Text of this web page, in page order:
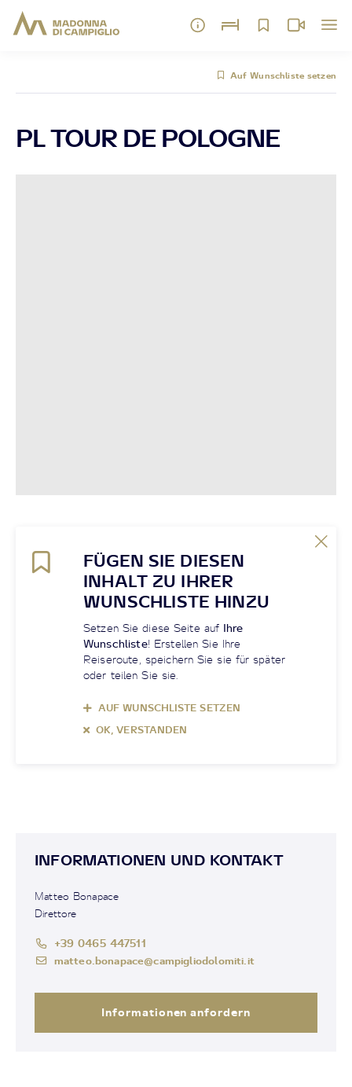
Auf Wunschliste setzen
PL TOUR DE POLOGNE
FÜGEN SIE DIESEN
INHALT ZU IHRER
WUNSCHLISTE HINZU
Setzen Sie diese Seite auf Ihre
Wunschliste! Erstellen Sie Ihre
Reiseroute, speichern Sie sie für später
oder teilen Sie sie.
AUF WUNSCHLISTE SETZEN
OK, VERSTANDEN
INFORMATIONEN UND KONTAKT
Matteo Bonapace
Direttore
+39 0465 447511
matteo.bonapace@campigliodolomiti.it
Informationen anfordern